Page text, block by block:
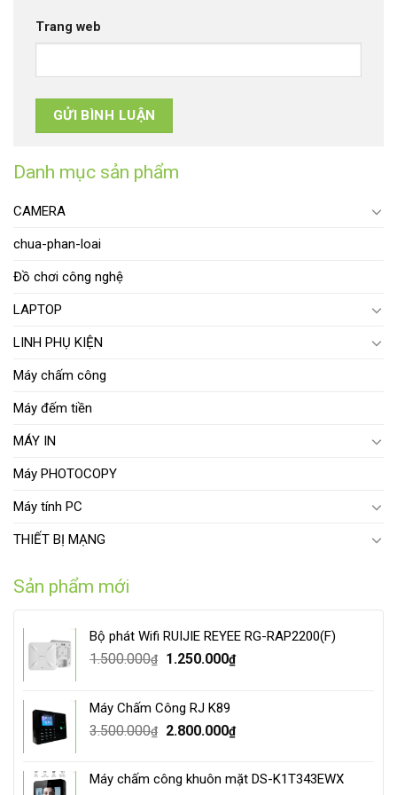
Danh mục sản phẩm
CAMERA
chua-phan-loai
Đồ chơi công nghệ
LAPTOP
LINH PHỤ KIỆN
Máy chấm công
Máy đếm tiền
MÁY IN
Máy PHOTOCOPY
Máy tính PC
THIẾT BỊ MẠNG
Sản phẩm mới
Bộ phát Wifi RUIJIE REYEE RG-RAP2200(F)
1.500.000₫
Original
1.500.000₫.
1.250.000₫Current
Máy Chấm Công RJ K89
3.500.000₫
Original
3.500.000₫.
2.800.000₫Current
2.800.000₫.
Máy chấm công khuôn mặt DS-K1T343EWX
Trang web